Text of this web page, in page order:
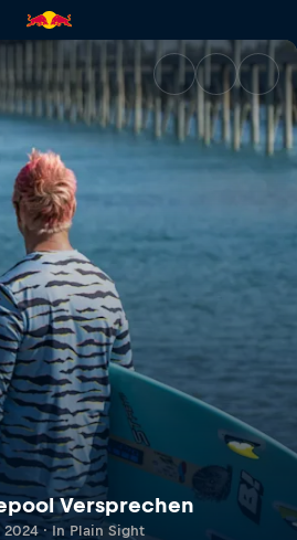
Versprechen |
Versprechen
2024 · In Plain Sight